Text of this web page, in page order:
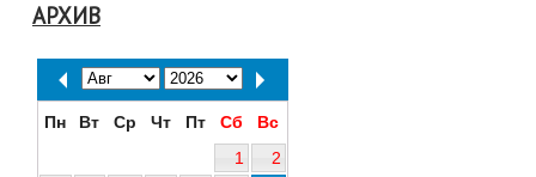
АРХИВ
Пн Вт Ср Чт Пт Сб
Вс
1
2